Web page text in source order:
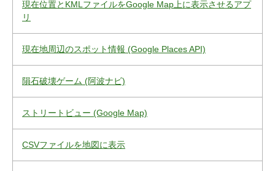
現在位置とKMLファイルをGoogle Map上に表示させるアプ
リ
現在地周辺のスポット情報 (Google Places API)
隕石破壊ゲーム (阿波ナビ)
ストリートビュー (Google Map)
CSVファイルを地図に表示